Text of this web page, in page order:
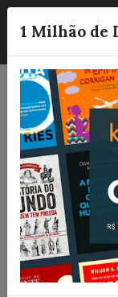
1 Milhão de